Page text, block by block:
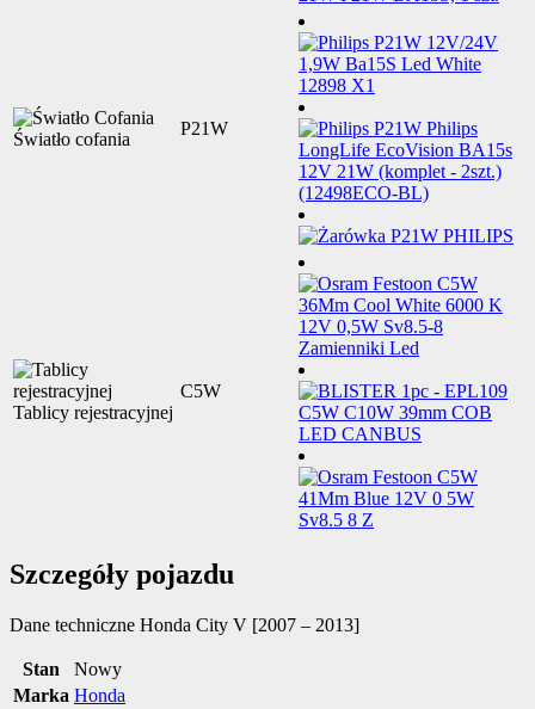
Światło cofania
P21W
Tablicy rejestracyjnej
C5W
Szczegóły pojazdu
Dane techniczne Honda City V [2007 – 2013]
Stan
Nowy
Marka Honda